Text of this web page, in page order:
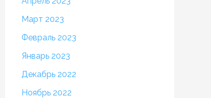
Март 2023
Февраль 2023
Январь 2023
Декабрь 2022
Ноябрь 2022